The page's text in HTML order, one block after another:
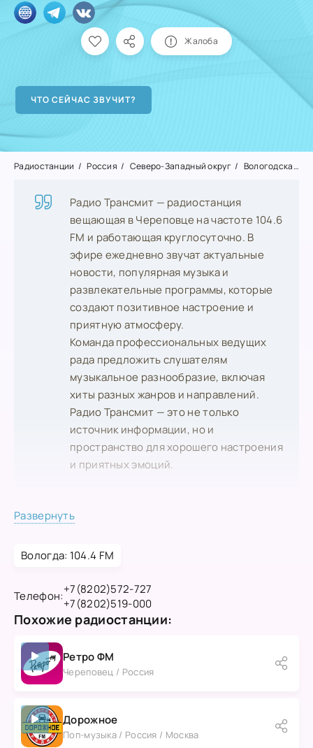
Жалоба
Радиостанции Россия Северо-Западный округ Вологодская область
Радио Трансмит — радиостанция
вещающая в Череповце на частоте 104.6
FM и работающая круглосуточно. В
эфире ежедневно звучат актуальные
новости, популярная музыка и
развлекательные программы, которые
создают позитивное настроение и
приятную атмосферу.
Команда профессиональных ведущих
рада предложить слушателям
музыкальное разнообразие, включая
хиты разных жанров и направлений.
Радио Трансмит — это не только
источник информации, но и
пространство для хорошего настроения
и приятных эмоций.
Развернуть
Вологда: 104.4 FM
Телефон:+7(8202)572-727
+7(8202)519-000
Похожие радиостанции:
Ретро ФМ
Череповец / Россия
Дорожное
Поп-музыка / Россия / Москва